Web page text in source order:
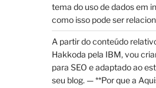
tema do uso de dados em
como isso pode ser
A partir do conteúdo
Hakkoda pela IBM, vou
para SEO e adaptado ao
seu blog. — **Por que a